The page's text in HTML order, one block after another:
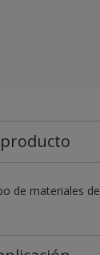
de materiales de